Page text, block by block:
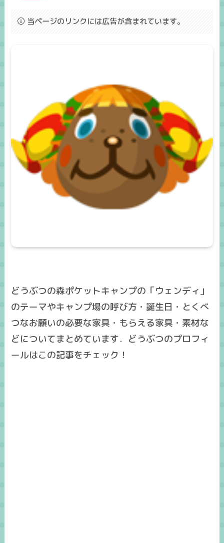
当ページのリンクには広告が含まれています。
どうぶつの森ポケットキャンプの「ウェンディ」
のテーマやキャンプ場の呼び方・誕生日・とくべ
つなお願いの必要な家具・もらえる家具・素材な
どについてまとめています．どうぶつのプロフィ
ールはこの記事をチェック！